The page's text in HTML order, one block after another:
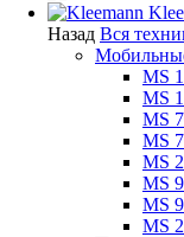
Назад Вся
MS
MS
MS
MS
MS
MS
MS
MS